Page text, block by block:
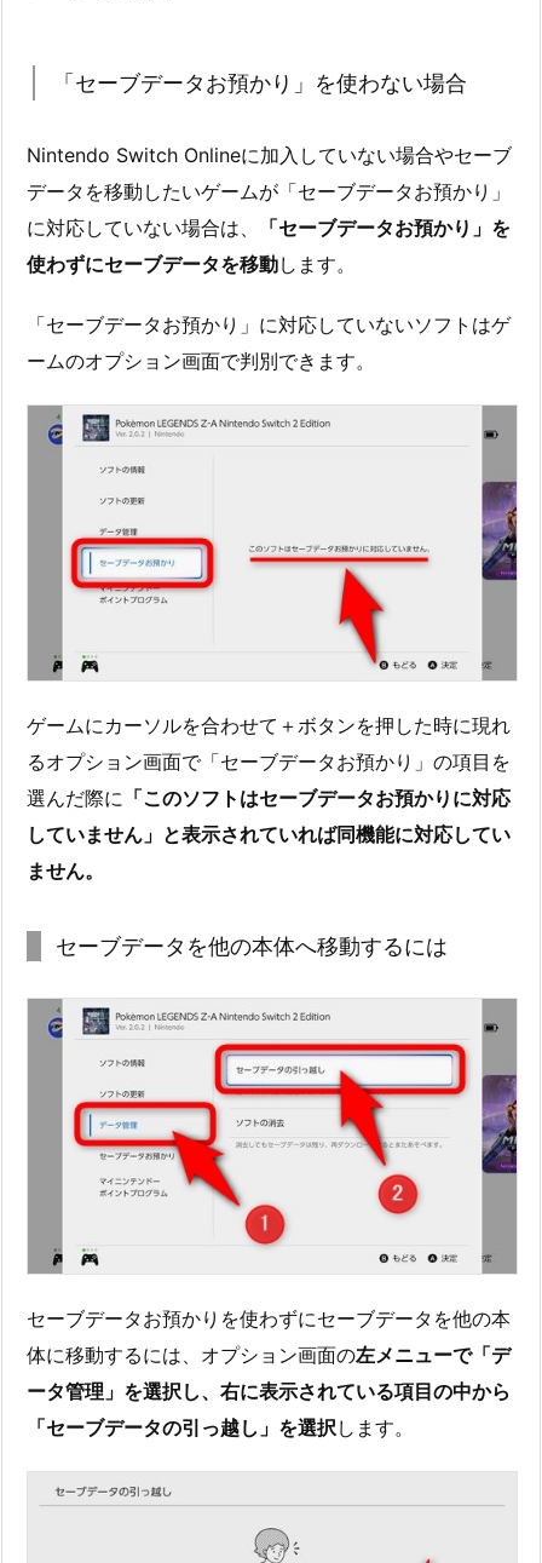
「セーブデータお預かり」を使わない場合
Nintendo Switch Onlineに加入していない場合やセーブ
データを移動したいゲームが「セーブデータお預かり」
に対応していない場合は、
「セーブデータお預かり」を
使わずにセーブデータを移動します。
「セーブデータお預かり」に対応していないソフトはゲ
ームのオプション画面で判別できます。
ゲームにカーソルを合わせて＋ボタンを押した時に現れ
るオプション画面で「セーブデータお預かり」の項目を
選んだ際に 「このソフトはセーブデータお預かりに対応
していません」と表示されていれば同機能に対応してい
ません。
セーブデータを他の本体へ移動するには
セーブデータお預かりを使わずにセーブデータを他の本
体に移動するには、オプション画面の左メニューで「デ
ータ管理」を選択し、右に表示されている項目の中から
「セーブデータの引っ越し」を選択 します。